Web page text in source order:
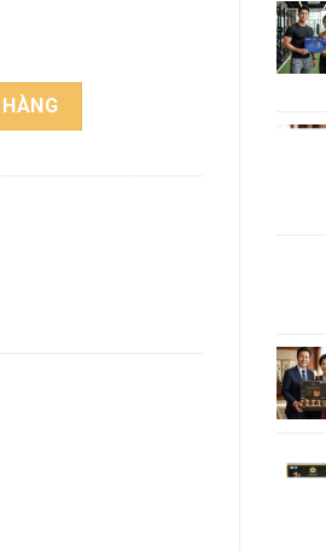
Taekuk Ginseng) 600g/hộp số lượng